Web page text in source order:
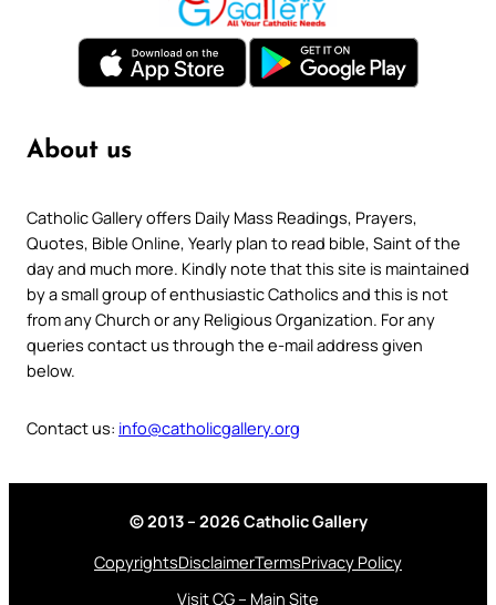
About us
Catholic Gallery offers Daily Mass Readings, Prayers,
Quotes, Bible Online, Yearly plan to read bible, Saint of the
day and much more. Kindly note that this site is maintained
by a small group of enthusiastic Catholics and this is not
from any Church or any Religious Organization. For any
queries contact us through the e-mail address given
below.
Contact us: info@catholicgallery.org
© 2013 – 2026 Catholic Gallery
CopyrightsDisclaimerTermsPrivacy Policy
Visit CG – Main Site